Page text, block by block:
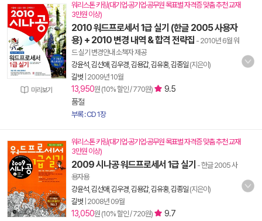
미리보기
워리스톤 키링(대기업·공기업·공무원 목표별 자격증 맞춤 추천 교재
3만원 이상)
2010 워드프로세서 1급 실기 (한글 2005 사용자
용) + 2010 변경 내역 & 합격 전략집 - 2010년 6월 워
드 실기 변경안내 소책자 제공
강윤석 김선애 김우경 김용갑, 김유홍, 김종일 (지은이)
길벗 2009년 10월
13,950원 (10% 할인 / 770원)
9.5
품절
부록 : CD 1장
워리스톤 키링(대기업·공기업·공무원 목표별 자격증 맞춤 추천 교재
3만원 이상)
2009 시나공 워드프로세서 1급 실기 - 한글 2005 사
용자용
강윤석 김선애 김우경 김용갑, 김유홍, 김종일 (지은이)
길벗 2008년 09월
13,050원 (10% 할인 / 720원)
9.7